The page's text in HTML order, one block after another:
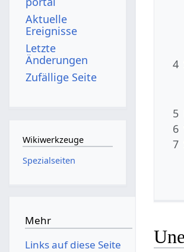
4
5
6
7
Aktuelle
Ereignisse
Letzte
Änderungen
Zufällige Seite
Wikiwerkzeuge
Spezialseiten
Mehr
Links auf diese Seite